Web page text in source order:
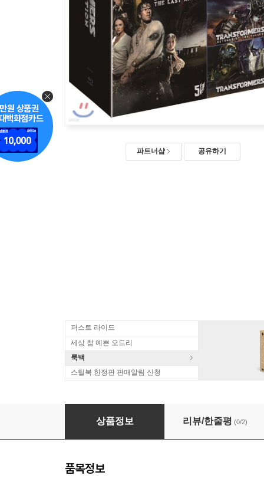
파트너샵 공유하기
퍼스트 라이드
세상 참 예쁜 오드리
룩백
스틸북 한정판 판매알림 신청
트랜스포머 5-Movie 콜렉션 (10Disc 아웃박스
상품정보 리뷰/한줄평 (0/2)
품목정보